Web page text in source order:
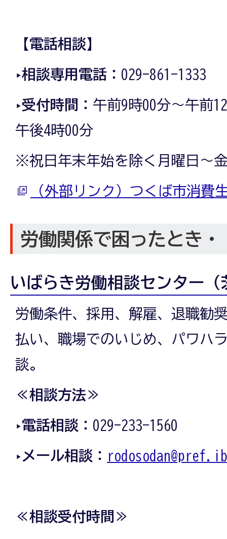
【電話相談】
‣相談専用電話： 029-861-1333
‣受付時間： 午前9時00分～午前
午後4時00分
※祝日年末年始を除く月曜日～
（外部リンク）つくば市消費
労働関係で困ったとき・
いばらき労働相談センター（
労働条件、採用、解雇、退職勧
払い、職場でのいじめ、パワハ
談。
≪相談方法≫
‣電話相談： 029-233-1560
‣メール相談：
≪相談受付時間≫